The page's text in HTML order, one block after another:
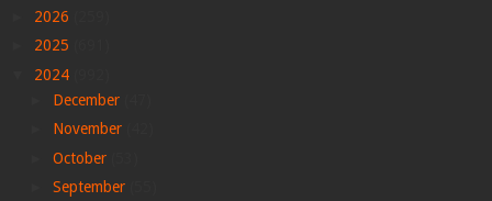
2026
2025
2024
December
November
October
September